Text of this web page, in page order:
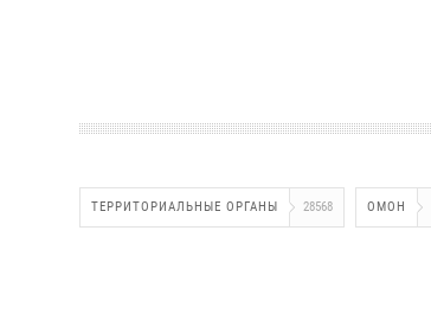
ТЕРРИТОРИАЛЬНЫЕ ОРГАНЫ 28568 ОМОН